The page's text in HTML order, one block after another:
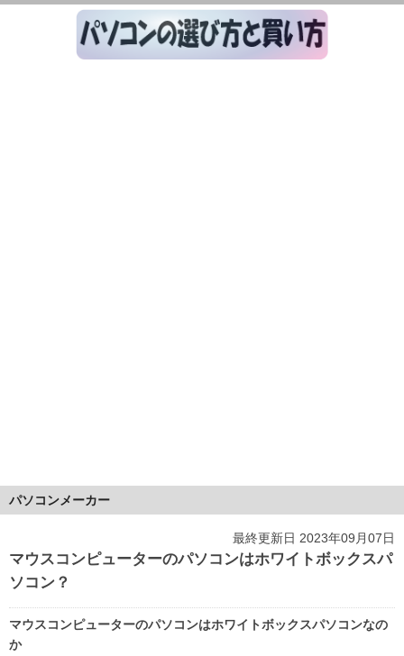
パソコンメーカー
最終更新日 2023年09月07日
マウスコンピューターのパソコンはホワイトボックスパ
ソコン？
マウスコンピューターのパソコンはホワイトボックスパソコンなの
か